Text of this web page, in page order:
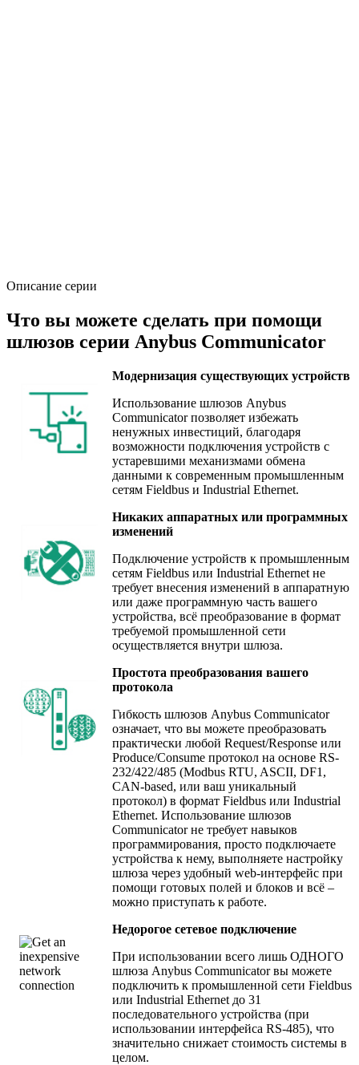
Описание серии
Что вы можете сделать при помощи
шлюзов серии Anybus Communicator
Модернизация существующих устройств
Использование шлюзов Anybus
Communicator позволяет избежать
ненужных инвестиций, благодаря
возможности подключения устройств с
устаревшими механизмами обмена
данными к современным промышленным
сетям Fieldbus и Industrial Ethernet.
Никаких аппаратных или программных
изменений
Подключение устройств к промышленным
сетям Fieldbus или Industrial Ethernet не
требует внесения изменений в аппаратную
или даже программную часть вашего
устройства, всё преобразование в формат
требуемой промышленной сети
осуществляется внутри шлюза.
Простота преобразования вашего
протокола
Гибкость шлюзов Anybus Communicator
означает, что вы можете преобразовать
практически любой Request/Response или
Produce/Consume протокол на основе RS-
232/422/485 (Modbus RTU, ASCII, DF1,
CAN-based, или ваш уникальный
протокол) в формат Fieldbus или Industrial
Ethernet. Использование шлюзов
Communicator не требует навыков
программирования, просто подключаете
устройства к нему, выполняете настройку
шлюза через удобный web-интерфейс при
помощи готовых полей и блоков и всё –
можно приступать к работе.
Недорогое сетевое подключение
При использовании всего лишь ОДНОГО
шлюза Anybus Communicator вы можете
подключить к промышленной сети Fieldbus
или Industrial Ethernet до 31
последовательного устройства (при
использовании интерфейса RS-485), что
значительно снижает стоимость системы в
целом.